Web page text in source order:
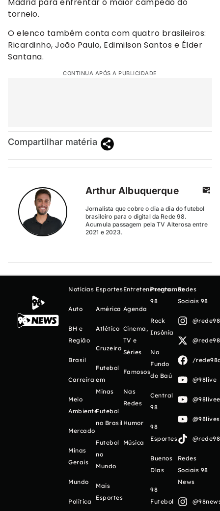
Madrid para enfrentar o maior campeão do
torneio.
O elenco também conta com quatro brasileiros:
Ricardinho, João Paulo, Edimilson Santos e Élder
Santana.
CONTINUA APÓS A PUBLICIDADE
Compartilhar matéria
Arthur Albuquerque
Jornalista que cobre o dia a dia do futebol
brasileiro para o digital da Rede 98.
Acumula passagem pela TV Alterosa entre
2021 e 2023.
Notícias
Auto
BH e
Região
Brasil
Carreira
Meio
Ambiente
Mercado
Minas
Gerais
Mundo
Política
Esportes
América
Atlético
Cruzeiro
Futebol
em
Minas
Futebol
no Brasil
Futebol
no
Mundo
Mais
Esportes
Entretenimento
Agenda
Cinema,
TV e
Séries
Famosos
Nas
Redes
Humor
Música
Programas
98
Rock
Insônia
No
Fundo
do Baú
Central
98
98
Esportes
Buenos
Días
98
Futebol
Redes
Sociais 98
/
@98live
Redes
Sociais 98
News